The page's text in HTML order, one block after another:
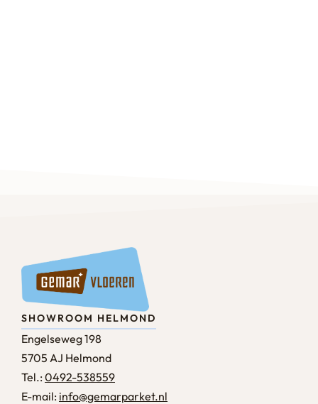
SHOWROOM HELMOND
Engelseweg 198
5705 AJ Helmond
Tel.: 0492-538559
E-mail: info@gemarparket.nl